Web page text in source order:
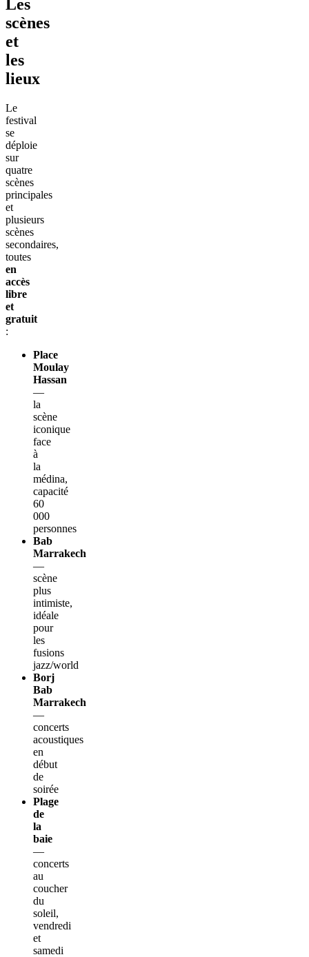
Les
scènes
et
les
lieux
Le
festival
se
déploie
sur
quatre
scènes
principales
et
plusieurs
scènes
secondaires,
toutes
en
accès
libre
et
gratuit
:
Place
Moulay
Hassan
—
la
scène
iconique
face
à
la
médina,
capacité
60
000
personnes
Bab
Marrakech
—
scène
plus
intimiste,
idéale
pour
les
fusions
jazz/world
Borj
Bab
Marrakech
—
concerts
acoustiques
en
début
de
soirée
Plage
de
la
baie
—
concerts
au
coucher
du
soleil,
vendredi
et
samedi